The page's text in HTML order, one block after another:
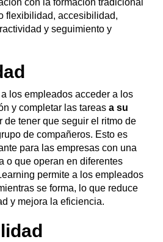
con la formación tradicional
flexibilidad, accesibilidad,
y seguimiento y
los empleados acceder a los
y completar las tareasa su
de tener que seguir el ritmo de
de compañeros. Esto es
para las empresas con una
o que operan en diferentes
permite a los empleados
se forma, lo que reduce
y mejora la eficiencia.